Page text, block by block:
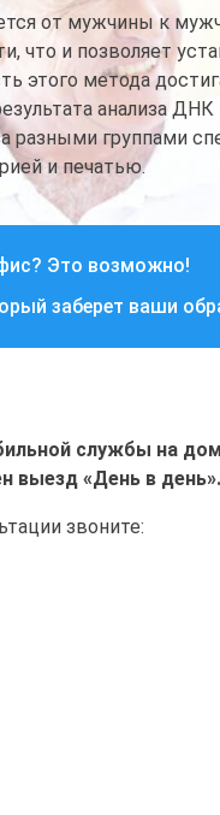
от мужчины к
что и позволяет
этого метода
анализа
разными группами
и печатью.
Это возможно!
заберет ваши
службы на
выезд «День в день».
звоните: